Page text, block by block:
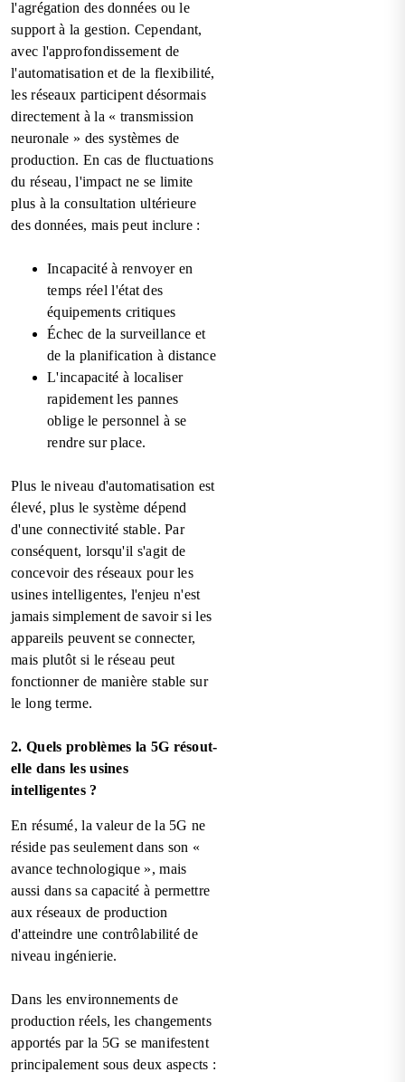
l'agrégation des données ou le
support à la gestion. Cependant,
avec l'approfondissement de
l'automatisation et de la flexibilité,
les réseaux participent désormais
directement à la « transmission
neuronale » des systèmes de
production. En cas de fluctuations
du réseau, l'impact ne se limite
plus à la consultation ultérieure
des données, mais peut inclure :
Incapacité à renvoyer en
temps réel l'état des
équipements critiques
Échec de la surveillance et
de la planification à distance
L'incapacité à localiser
rapidement les pannes
oblige le personnel à se
rendre sur place.
Plus le niveau d'automatisation est
élevé, plus le système dépend
d'une connectivité stable. Par
conséquent, lorsqu'il s'agit de
concevoir des réseaux pour les
usines intelligentes, l'enjeu n'est
jamais simplement de savoir si les
appareils peuvent se connecter,
mais plutôt si le réseau peut
fonctionner de manière stable sur
le long terme.
2. Quels problèmes la 5G résout-
elle dans les usines
intelligentes ?
En résumé, la valeur de la 5G ne
réside pas seulement dans son «
avance technologique », mais
aussi dans sa capacité à permettre
aux réseaux de production
d'atteindre une contrôlabilité de
niveau ingénierie.
Dans les environnements de
production réels, les changements
apportés par la 5G se manifestent
principalement sous deux aspects :